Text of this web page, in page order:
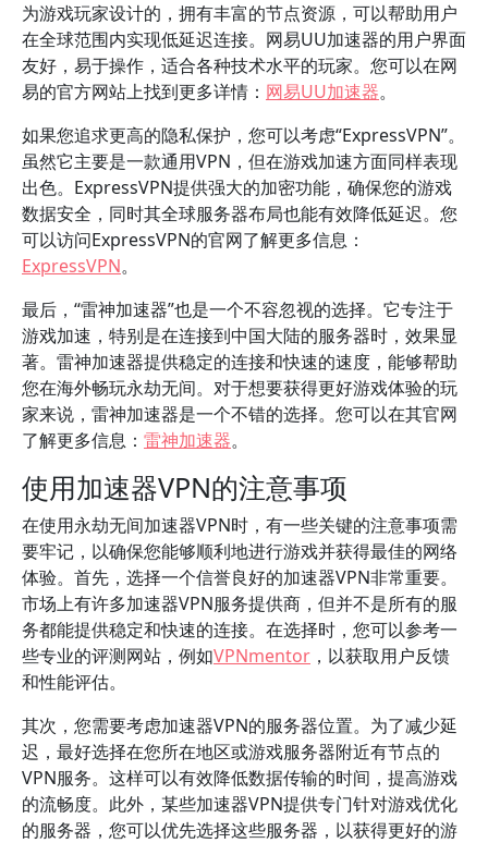
为游戏玩家设计的，拥有丰富的节点资源，可以帮助用户
在全球范围内实现低延迟连接。网易UU加速器的用户界面
友好，易于操作，适合各种技术水平的玩家。您可以在网
易的官方网站上找到更多详情： 网易UU加速器。
如果您追求更高的隐私保护，您可以考虑“ExpressVPN”。
虽然它主要是一款通用VPN，但在游戏加速方面同样表现
出色。ExpressVPN提供强大的加密功能，确保您的游戏
数据安全，同时其全球服务器布局也能有效降低延迟。您
可以访问ExpressVPN的官网了解更多信息：
ExpressVPN。
最后，“雷神加速器”也是一个不容忽视的选择。它专注于
游戏加速，特别是在连接到中国大陆的服务器时，效果显
著。雷神加速器提供稳定的连接和快速的速度，能够帮助
您在海外畅玩永劫无间。对于想要获得更好游戏体验的玩
家来说，雷神加速器是一个不错的选择。您可以在其官网
了解更多信息： 雷神加速器。
使用加速器VPN的注意事项
在使用永劫无间加速器VPN时，有一些关键的注意事项需
要牢记，以确保您能够顺利地进行游戏并获得最佳的网络
体验。首先，选择一个信誉良好的加速器VPN非常重要。
市场上有许多加速器VPN服务提供商，但并不是所有的服
务都能提供稳定和快速的连接。在选择时，您可以参考一
些专业的评测网站，例如VPNmentor ，以获取用户反馈
和性能评估。
其次，您需要考虑加速器VPN的服务器位置。为了减少延
迟，最好选择在您所在地区或游戏服务器附近有节点的
VPN服务。这样可以有效降低数据传输的时间，提高游戏
的流畅度。此外，某些加速器VPN提供专门针对游戏优化
的服务器，您可以优先选择这些服务器，以获得更好的游